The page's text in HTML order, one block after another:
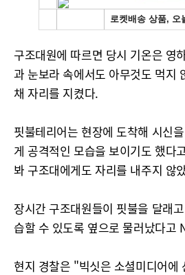
구조대원에 따르면 당시 기온은 영
과 눈보라 속에서도 아무것도 먹지
채 자리를 지켰다.
핏불테리어는 현장에 도착해 시신
게 공격적인 모습을 보이기도 했다
봐 구조대에게도 자리를 내주지 않
장시간 구조대원들이 핏불을 달래
습할 수 있도록 옆으로 물러났다고
현지 경찰은 "빅싯은 소셜미디어에